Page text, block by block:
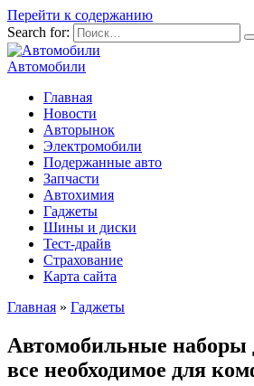
Перейти к содержанию
Search for:
Автомобили
Главная
Новости
Авторынок
Электромобили
Подержанные авто
Запчасти
Автохимия
Гаджеты
Шины и диски
Тест-драйв
Страхование
Карта сайта
Главная » Гаджеты
Автомобильные наборы
все необходимое для